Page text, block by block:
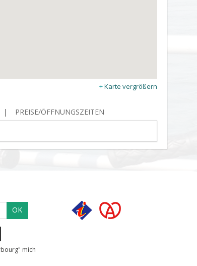
Karte vergrößern
PREISE/ÖFFNUNGSZEITEN
OK
mich